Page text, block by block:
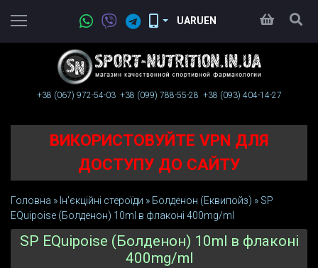
UARUEN
+38 (067) 972-54-03 +38 (099) 788-55-28 +38 (093) 404-14-27
ВИКОРИСТОВУЙТЕ VPN ДЛЯ
ДОСТУПУ ДО САЙТУ
Головна » Ін'єкційні стероїди » Болденон (Еквипойз) » SP
EQuipoise (Болденон) 10ml в флаконі 400mg/ml
SP EQuipoise (Болденон) 10ml в флаконі
400mg/ml